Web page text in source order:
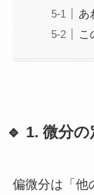
あ
こ
🔹 1. 微分
偏微分は「他